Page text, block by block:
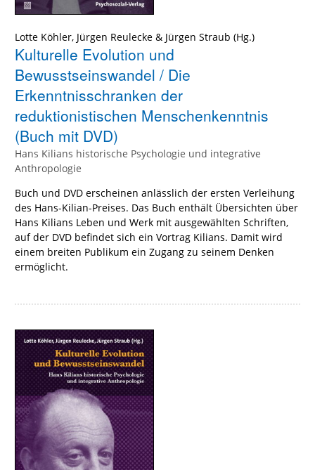
Lotte Köhler, Jürgen Reulecke & Jürgen Straub (Hg.)
Kulturelle Evolution und
Bewusstseinswandel / Die
Erkenntnisschranken der
reduktionistischen Menschenkenntnis
(Buch mit DVD)
Hans Kilians historische Psychologie und integrative
Anthropologie
Buch und DVD erscheinen anlässlich der ersten Verleihung
des Hans-Kilian-Preises. Das Buch enthält Übersichten über
Hans Kilians Leben und Werk mit ausgewählten Schriften,
auf der DVD befindet sich ein Vortrag Kilians. Damit wird
einem breiten Publikum ein Zugang zu seinem Denken
ermöglicht.